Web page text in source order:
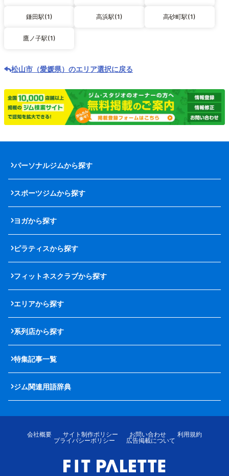
鎌田駅(1) 高浜駅(1) 高砂町駅(1)
鷹ノ子駅(1)
松山市（愛媛県）のエリア選択に戻る
パーソナルジムから探す
スポーツジムから探す
ヨガから探す
ピラティスから探す
フィットネスクラブから探す
エリアから探す
系列店から探す
特集記事一覧
ジム関連用語辞典
会社概要 サイト制作ポリシー お問い合わせ
利用規約
プライバシーポリシー
広告掲載について